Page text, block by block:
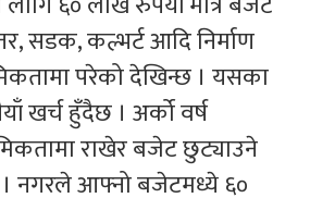
सडक, कल्भर्ट आदि निर्माण
परेको देखिन्छ । यसका
खर्च हुँदैछ । अर्को वर्ष
राखेर बजेट छुट्याउने
। नगरले आफ्नो बजेटमध्ये ६०